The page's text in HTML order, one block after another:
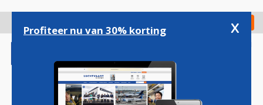
gaan
Check in
Profiteer nu van 30% korting x